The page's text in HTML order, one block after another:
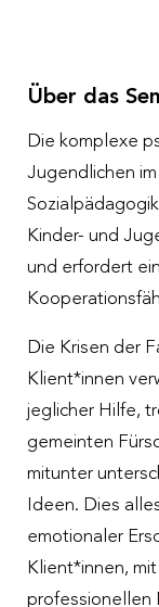
Über das
Die komplexe
Jugendlichen
Kinder- und
und erfordert
Die Krisen der
Klient*innen
jeglicher Hilfe,
gemeinten
mitunter
Ideen. Dies
emotionaler
Klient*innen,
professionellen